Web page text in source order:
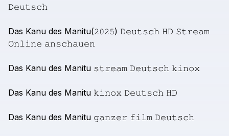
𝙳𝚎𝚞𝚝𝚜𝚌𝚑
Das Kanu des Manitu(𝟸𝟶𝟸𝟻) 𝙳𝚎𝚞𝚝𝚜𝚌𝚑 𝙷𝙳 𝚂𝚝𝚛𝚎𝚊𝚖
𝙾𝚗𝚕𝚒𝚗𝚎 𝚊𝚗𝚜𝚌𝚑𝚊𝚞𝚎𝚗
Das Kanu des Manitu 𝚜𝚝𝚛𝚎𝚊𝚖 𝙳𝚎𝚞𝚝𝚜𝚌𝚑 𝚔𝚒𝚗𝚘𝚡
Das Kanu des Manitu 𝚔𝚒𝚗𝚘𝚡 𝙳𝚎𝚞𝚝𝚜𝚌𝚑 𝙷𝙳
Das Kanu des Manitu 𝚐𝚊𝚗𝚣𝚎𝚛 𝚏𝚒𝚕𝚖 𝙳𝚎𝚞𝚝𝚜𝚌𝚑